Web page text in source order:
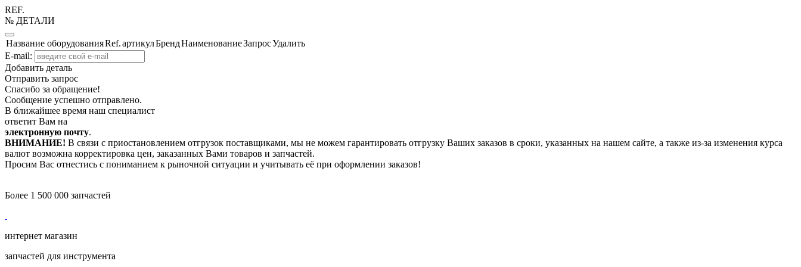
REF.
№ ДЕТАЛИ
Название оборудованияRef.артикулБрендНаименованиеЗапросУдалить
E-mail:
Добавить деталь
Отправить запрос
Спасибо за обращение!
Сообщение успешно отправлено.
В ближайшее время наш специалист
ответит Вам на
электронную почту.
ВНИМАНИЕ! В связи с приостановлением отгрузок поставщиками, мы не можем гарантировать отгрузку Ваших заказов в сроки, указанных на нашем сайте, а также из-за изменения курса
валют возможна корректировка цен, заказанных Вами товаров и запчастей.
Просим Вас отнестись с пониманием к рыночной ситуации и учитывать её при оформлении заказов!
Более 1 500 000 запчастей
интернет магазин
запчастей для инструмента